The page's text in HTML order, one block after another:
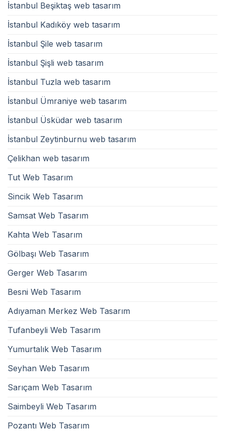
İstanbul Beşiktaş web tasarım
İstanbul Kadıköy web tasarım
İstanbul Şile web tasarım
İstanbul Şişli web tasarım
İstanbul Tuzla web tasarım
İstanbul Ümraniye web tasarım
İstanbul Üsküdar web tasarım
İstanbul Zeytinburnu web tasarım
Çelikhan web tasarım
Tut Web Tasarım
Sincik Web Tasarım
Samsat Web Tasarım
Kahta Web Tasarım
Gölbaşı Web Tasarım
Gerger Web Tasarım
Besni Web Tasarım
Adıyaman Merkez Web Tasarım
Tufanbeyli Web Tasarım
Yumurtalık Web Tasarım
Seyhan Web Tasarım
Sarıçam Web Tasarım
Saimbeyli Web Tasarım
Pozantı Web Tasarım